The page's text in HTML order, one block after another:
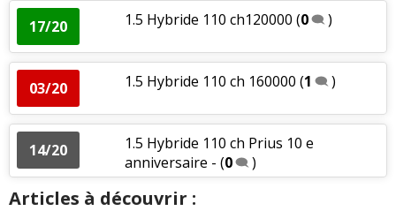
17/20 1.5 Hybride 110 ch120000 (0 )
03/20 1.5 Hybride 110 ch 160000 (1 )
14/20
1.5 Hybride 110 ch Prius 10 e
anniversaire - (0 )
Articles à découvrir :